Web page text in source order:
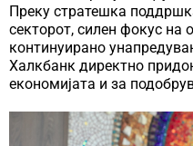
Преку стратешка
секторот, силен фокус на
континуирано
Халкбанк директно
економијата и за